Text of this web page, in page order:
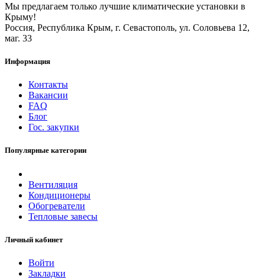
Мы предлагаем только лучшие климатические установки в
Крыму!
Россия, Республика Крым, г. Севастополь, ул. Соловьева 12,
маг. 33
Информация
Контакты
Вакансии
FAQ
Блог
Гос. закупки
Популярные категории
Вентиляция
Кондиционеры
Обогреватели
Тепловые завесы
Личный кабинет
Войти
Закладки